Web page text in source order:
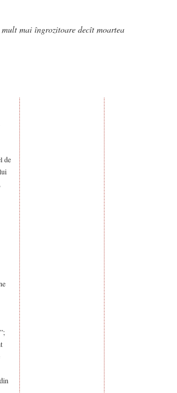
mai îngrozitoare decît moartea
de